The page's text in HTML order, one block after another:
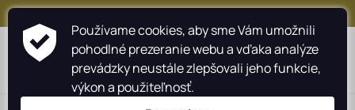
+421 917 159 547
Používame cookies, aby sme Vám umožnili
pohodlné prezeranie webu a vďaka analýze
prevádzky neustále zlepšovali jeho funkcie,
výkon a použiteľnosť.